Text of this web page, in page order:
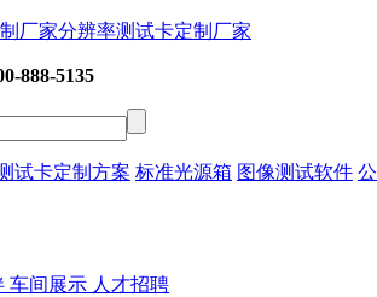
分辨率测试卡定制厂家
888-5135
试卡定制方案 标准光源箱 图像测试软件
车间展示 人才招聘